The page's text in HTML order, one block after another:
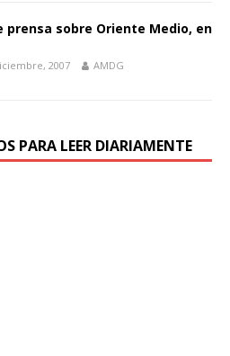
prensa sobre Oriente Medio, en
2007 AMDG
PARA LEER DIARIAMENTE